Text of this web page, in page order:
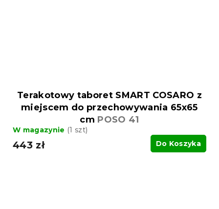
Terakotowy taboret SMART COSARO z
miejscem do przechowywania 65x65
cm POSO 41
W magazynie (1 szt)
443 zł Do Koszyka